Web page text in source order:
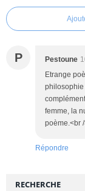
P Pestoune
Etrange
philosophie
femme, la
poème.<br
Répondre
RECHERCHE